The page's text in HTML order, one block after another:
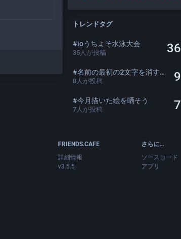
トレンドタグ
#ioうちよそ水泳大会
35人が投稿 36
#名前の最初の2文字を消すと存在感薄くなる
8人が投稿 9
#今月描いた絵を晒そう
7人が投稿 7
FRIENDS.CAFE
詳細情報
v3.5.5
さらに…
ソースコード
アプリ